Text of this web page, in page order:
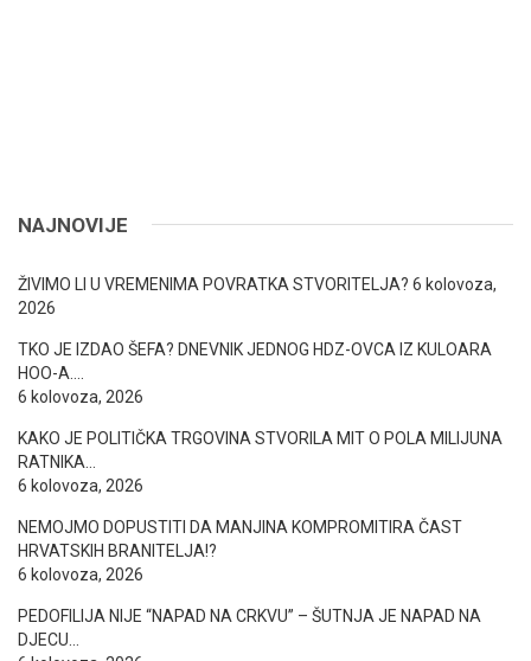
NAJNOVIJE
ŽIVIMO LI U VREMENIMA POVRATKA STVORITELJA? 6 kolovoza,
2026
TKO JE IZDAO ŠEFA? DNEVNIK JEDNOG HDZ-OVCA IZ KULOARA
HOO-A….
6 kolovoza, 2026
KAKO JE POLITIČKA TRGOVINA STVORILA MIT O POLA MILIJUNA
RATNIKA…
6 kolovoza, 2026
NEMOJMO DOPUSTITI DA MANJINA KOMPROMITIRA ČAST
HRVATSKIH BRANITELJA!?
6 kolovoza, 2026
PEDOFILIJA NIJE “NAPAD NA CRKVU” – ŠUTNJA JE NAPAD NA
DJECU…